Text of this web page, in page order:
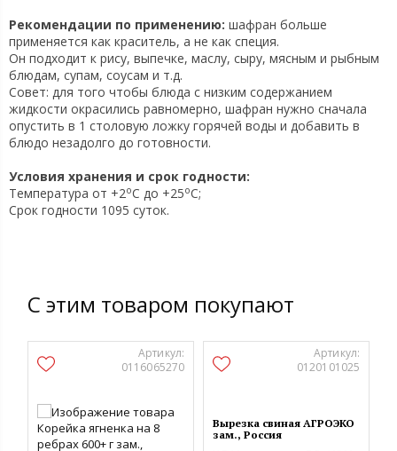
Рекомендации по применению: шафран больше
применяется как краситель, а не как специя.
Он подходит к рису, выпечке, маслу, сыру, мясным и рыбным
блюдам, супам, соусам и т.д.
Совет: для того чтобы блюда с низким содержанием
жидкости окрасились равномерно, шафран нужно сначала
опустить в 1 столовую ложку горячей воды и добавить в
блюдо незадолго до готовности.
Условия хранения и срок годности:
Температура от +2oC до +25oC;
Срок годности 1095 суток.
С этим товаром покупают
Артикул:
0116065270
Артикул:
0120101025
Вырезка свиная АГРОЭКО
зам., Россия